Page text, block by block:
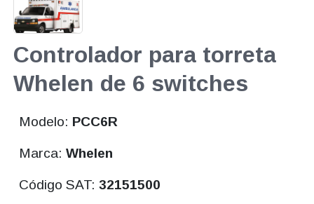
Controlador para torreta
Whelen de 6 switches
Modelo: PCC6R
Marca:Whelen
Código SAT:32151500